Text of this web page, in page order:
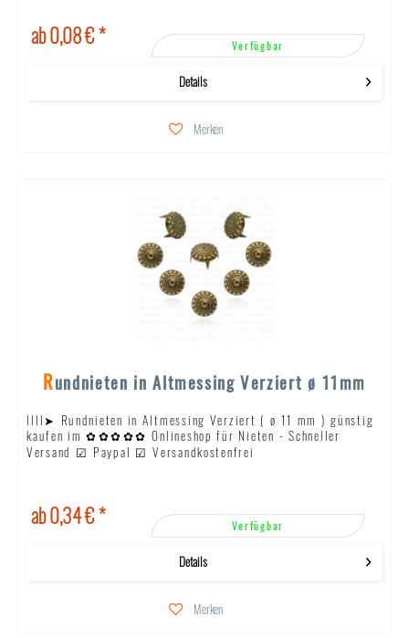
ab 0,08 € * Verfügbar
Details
Merken
Rundnieten in Altmessing Verziert ø 11mm
llll➤ Rundnieten in Altmessing Verziert ( ø 11 mm ) günstig
kaufen im ✿✿✿✿✿ Onlineshop für Nieten - Schneller
Versand ☑ Paypal ☑ Versandkostenfrei
ab 0,34 € * Verfügbar
Details
Merken